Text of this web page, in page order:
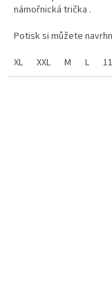
5
námořnická trička .
Potisk si můžete
Materiál - 100% bavlna
XL XXL M L